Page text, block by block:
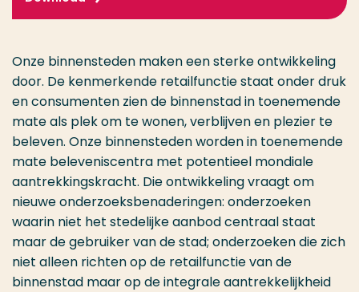
Onze binnensteden maken een sterke ontwikkeling
door. De kenmerkende retailfunctie staat onder druk
en consumenten zien de binnenstad in toenemende
mate als plek om te wonen, verblijven en plezier te
beleven. Onze binnensteden worden in toenemende
mate beleveniscentra met potentieel mondiale
aantrekkingskracht. Die ontwikkeling vraagt om
nieuwe onderzoeksbenaderingen: onderzoeken
waarin niet het stedelijke aanbod centraal staat
maar de gebruiker van de stad; onderzoeken die zich
niet alleen richten op de retailfunctie van de
binnenstad maar op de integrale aantrekkelijkheid